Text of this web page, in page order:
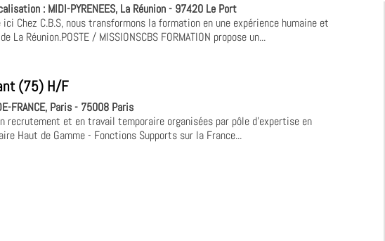
: MIDI-PYRENEES, La Réunion - 97420 Le Port
Chez C.B.S, nous transformons la formation en une expérience humaine et
Réunion.POSTE / MISSIONSCBS FORMATION propose un...
(75) H/F
FRANCE, Paris - 75008 Paris
recrutement et en travail temporaire organisées par pôle d'expertise en
Haut de Gamme - Fonctions Supports sur la France...